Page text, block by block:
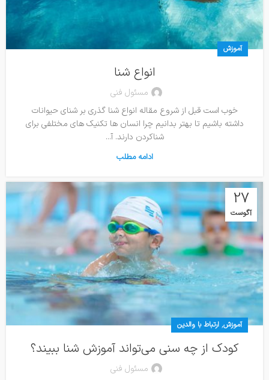
آموزش
انواع شنا
مسئول فنی
خوب است قبل از شروع مقاله انواع شنا گذری بر شنای حیوانات
داشته باشیم تا بهتر بدانیم چرا انسان ها تکنیک های مختلفی برای
شناکردن دارند. آ...
ادامه مطلب
27
آگوست
آموزش, ارتباط با والدین
کودک از چه سنی می‌تواند آموزش شنا ببیند؟
مسئول فنی